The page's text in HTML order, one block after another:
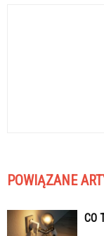
POWIĄZANE
CO